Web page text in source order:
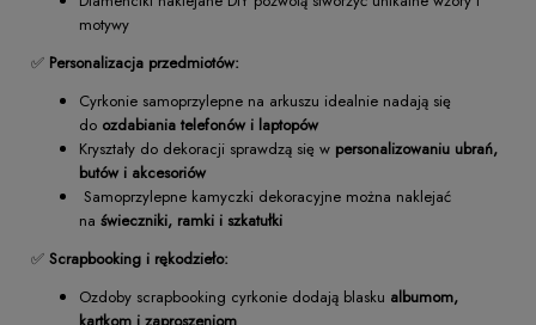
motywy
✅ Personalizacja przedmiotów:
Cyrkonie samoprzylepne na arkuszu idealnie nadają się
do ozdabiania telefonów i laptopów
Kryształy do dekoracji sprawdzą się w personalizowaniu ubrań,
butów i akcesoriów
Samoprzylepne kamyczki dekoracyjne można naklejać
na świeczniki, ramki i szkatułki
✅ Scrapbooking i rękodzieło:
Ozdoby scrapbooking cyrkonie dodają blasku albumom,